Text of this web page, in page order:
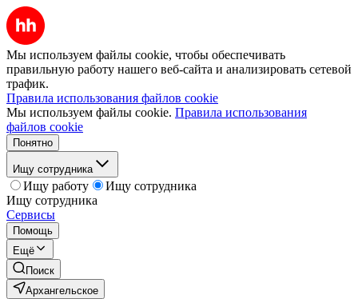
Мы используем файлы cookie, чтобы обеспечивать
правильную работу нашего веб-сайта и анализировать сетевой
трафик.
Правила использования файлов cookie
Мы используем файлы cookie. Правила использования
файлов cookie
Понятно
Ищу сотрудника
Ищу работу
Ищу сотрудника
Ищу сотрудника
Сервисы
Помощь
Ещё
Поиск
Архангельское